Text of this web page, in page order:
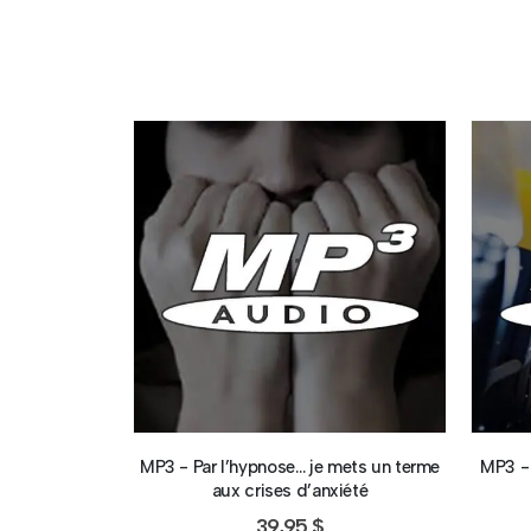
MP3 - Par l’hypnose… je mets un terme
aux crises d’anxiété
MP3 -